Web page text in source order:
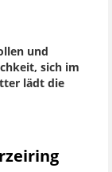
und
sich im
lädt die